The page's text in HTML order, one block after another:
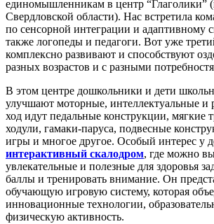
единомышленникам в центр “Глаголики”
Свердловской области). Нас встретила
по сенсорной интеграции и адаптивному
также логопеды и педагоги. Вот уже
комплексно развивают и способствуют
разных возрастов и с разными
В этом центре дошкольники и дети
улучшают моторные, интеллектуальные и
ход идут педальные конструкции, мягкие
ходули, гамаки-паруса, подвесные
игры и многое другое. Особый интерес у
интерактивный скалодром, где можно
увлекательные и полезные для здоровья
баллы и тренировать внимание. Он
обучающую игровую систему, которая
инновационные технологии,
физическую активность.